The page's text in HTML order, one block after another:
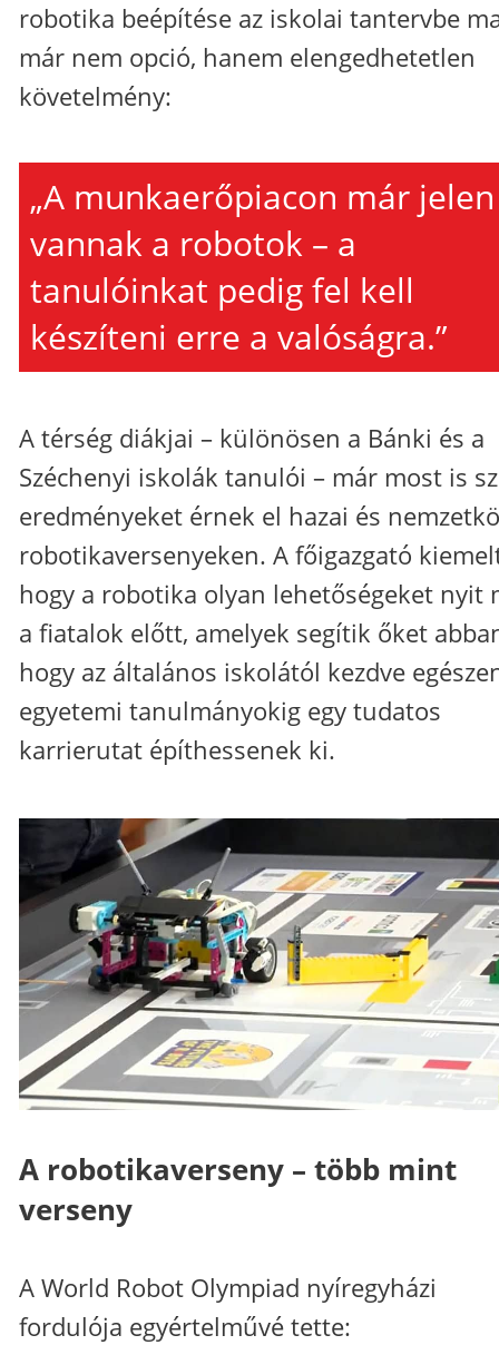
robotika beépítése az iskolai tantervbe
már nem opció, hanem elengedhetetlen
követelmény:
„A munkaerőpiacon már jelen
vannak a robotok – a
tanulóinkat pedig fel kell
készíteni erre a valóságra.”
A térség diákjai – különösen a Bánki és a
Széchenyi iskolák tanulói – már most is
eredményeket érnek el hazai és
robotikaversenyeken. A főigazgató
hogy a robotika olyan lehetőségeket nyit
a fiatalok előtt, amelyek segítik őket
hogy az általános iskolától kezdve
egyetemi tanulmányokig egy tudatos
karrierutat építhessenek ki.
A robotikaverseny – több mint
verseny
A World Robot Olympiad nyíregyházi
fordulója egyértelművé tette: